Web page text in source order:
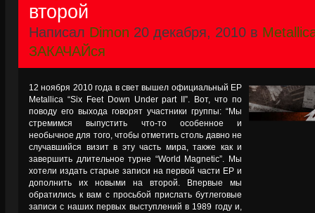
второй
Написал Dimon 20 декабря, 2010 в
ЗАКАЧАЙся
12 ноября 2010 года в свет вышел официальный EP
Metallica “Six Feet Down Under part II”. Вот, что по
поводу его выхода говорят участники группы: “Мы
стремимся выпустить что-то особенное и
необычное для того, чтобы отметить столь давно не
случавшийся визит в эту часть мира, также как и
завершить длительное турне “World Magnetic”. Мы
хотели издать старые записи на первой части ЕР и
дополнить их новыми на второй. Впервые мы
обратились к вам с просьбой прислать бутлеговые
записи с наших первых выступлений в 1989 году и,